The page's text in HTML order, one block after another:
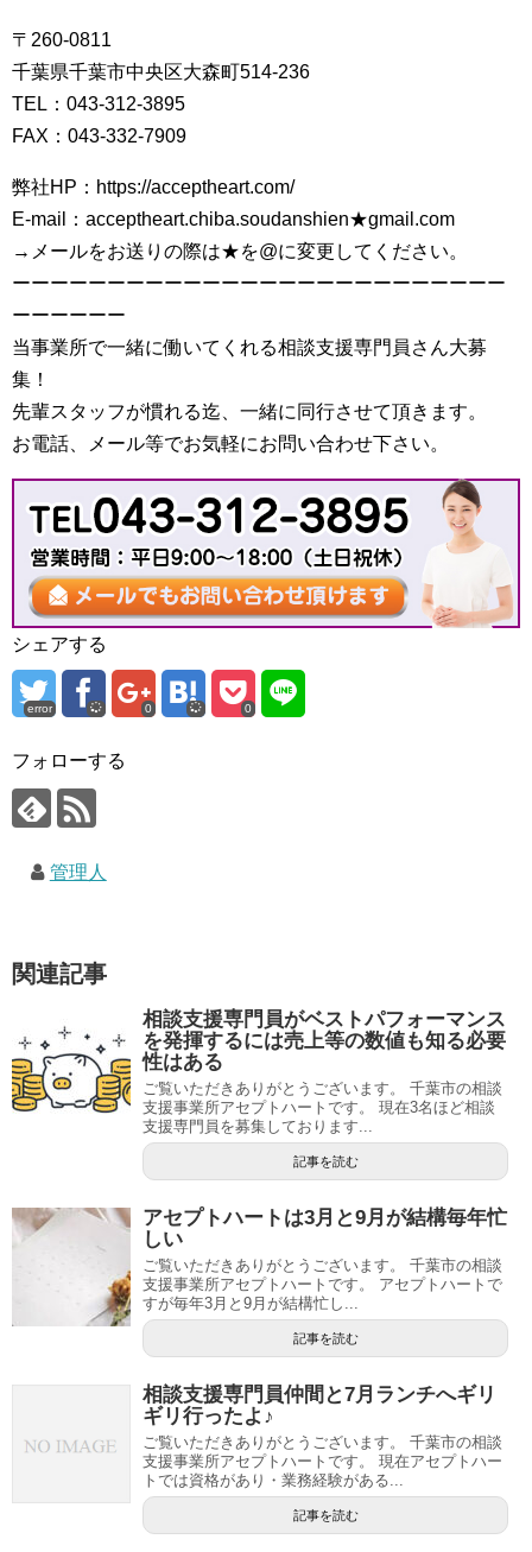
〒260-0811
千葉県千葉市中央区大森町514-236
TEL：043-312-3895
FAX：043-332-7909
弊社HP：https://acceptheart.com/
E-mail：acceptheart.chiba.soudanshien★gmail.com
→メールをお送りの際は★を@に変更してください。
ーーーーーーーーーーーーーーーーーーーーーーーーーー
ーーーーーー
当事業所で一緒に働いてくれる相談支援専門員さん大募
集！
先輩スタッフが慣れる迄、一緒に同行させて頂きます。
お電話、メール等でお気軽にお問い合わせ下さい。
シェアする
error 0 0
フォローする
管理人
関連記事
相談支援専門員がベストパフォーマンス
を発揮するには売上等の数値も知る必要
性はある
ご覧いただきありがとうございます。 千葉市の相談
支援事業所アセプトハートです。 現在3名ほど相談
支援専門員を募集しております...
記事を読む
アセプトハートは3月と9月が結構毎年忙
しい
ご覧いただきありがとうございます。 千葉市の相談
支援事業所アセプトハートです。 アセプトハートで
すが毎年3月と9月が結構忙し...
記事を読む
相談支援専門員仲間と7月ランチへギリ
ギリ行ったよ♪
ご覧いただきありがとうございます。 千葉市の相談
支援事業所アセプトハートです。 現在アセプトハー
トでは資格があり・業務経験がある...
記事を読む